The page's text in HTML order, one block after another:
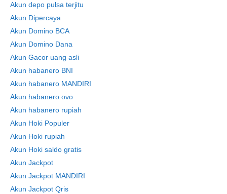
Akun depo pulsa terjitu
Akun Dipercaya
Akun Domino BCA
Akun Domino Dana
Akun Gacor uang asli
Akun habanero BNI
Akun habanero MANDIRI
Akun habanero ovo
Akun habanero rupiah
Akun Hoki Populer
Akun Hoki rupiah
Akun Hoki saldo gratis
Akun Jackpot
Akun Jackpot MANDIRI
Akun Jackpot Qris